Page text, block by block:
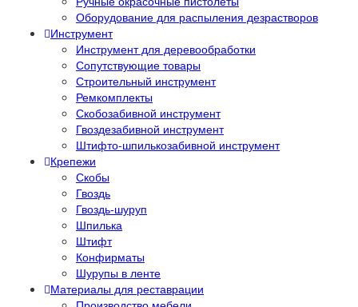
Оборудование для распыления дезрастворов
Инструмент
Инструмент для деревообработки
Сопутствующие товары
Строительный инструмент
Ремкомплекты
Скобозабивной инструмент
Гвоздезабивной инструмент
Штифто-шпилькозабивной инструмент
Крепежи
Скобы
Гвоздь
Гвоздь-шуруп
Шпилька
Штифт
Конфирматы
Шурупы в ленте
Материалы для реставрации